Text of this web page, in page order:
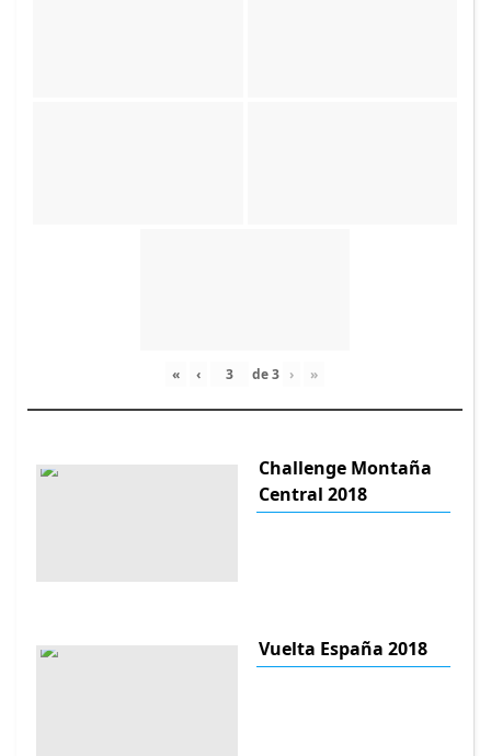
« ‹ de3 › »
Challenge Montaña
Central 2018
Vuelta España 2018